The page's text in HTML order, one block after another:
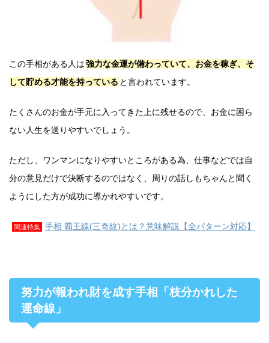
この手相がある人は強力な金運が備わっていて、お金を稼ぎ、そ
して貯める才能を持っている と言われています。
たくさんのお金が手元に入ってきた上に残せるので、お金に困ら
ない人生を送りやすいでしょう。
ただし、ワンマンになりやすいところがある為、仕事などでは自
分の意見だけで決断するのではなく、周りの話しもちゃんと聞く
ようにした方が成功に導かれやすいです。
関連特集 手相 覇王線(三奇紋)とは？意味解説【全パターン対応】
努力が報われ財を成す手相「枝分かれした
運命線」